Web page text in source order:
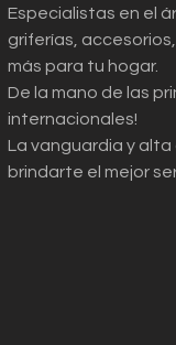
Especialistas en el
griferías,
más para tu hogar.
De la mano de las
internacionales!
La vanguardia y
brindarte el mejor